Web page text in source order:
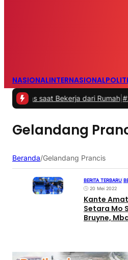
NASIONALINTERNASIONAL
saat Bekerja dari Rumah |#2 -
Gelandang
Beranda/Gelandang Prancis
BERITA TERBARU
20 Mei 2022
Kante
Setara Mo
Bruyne,